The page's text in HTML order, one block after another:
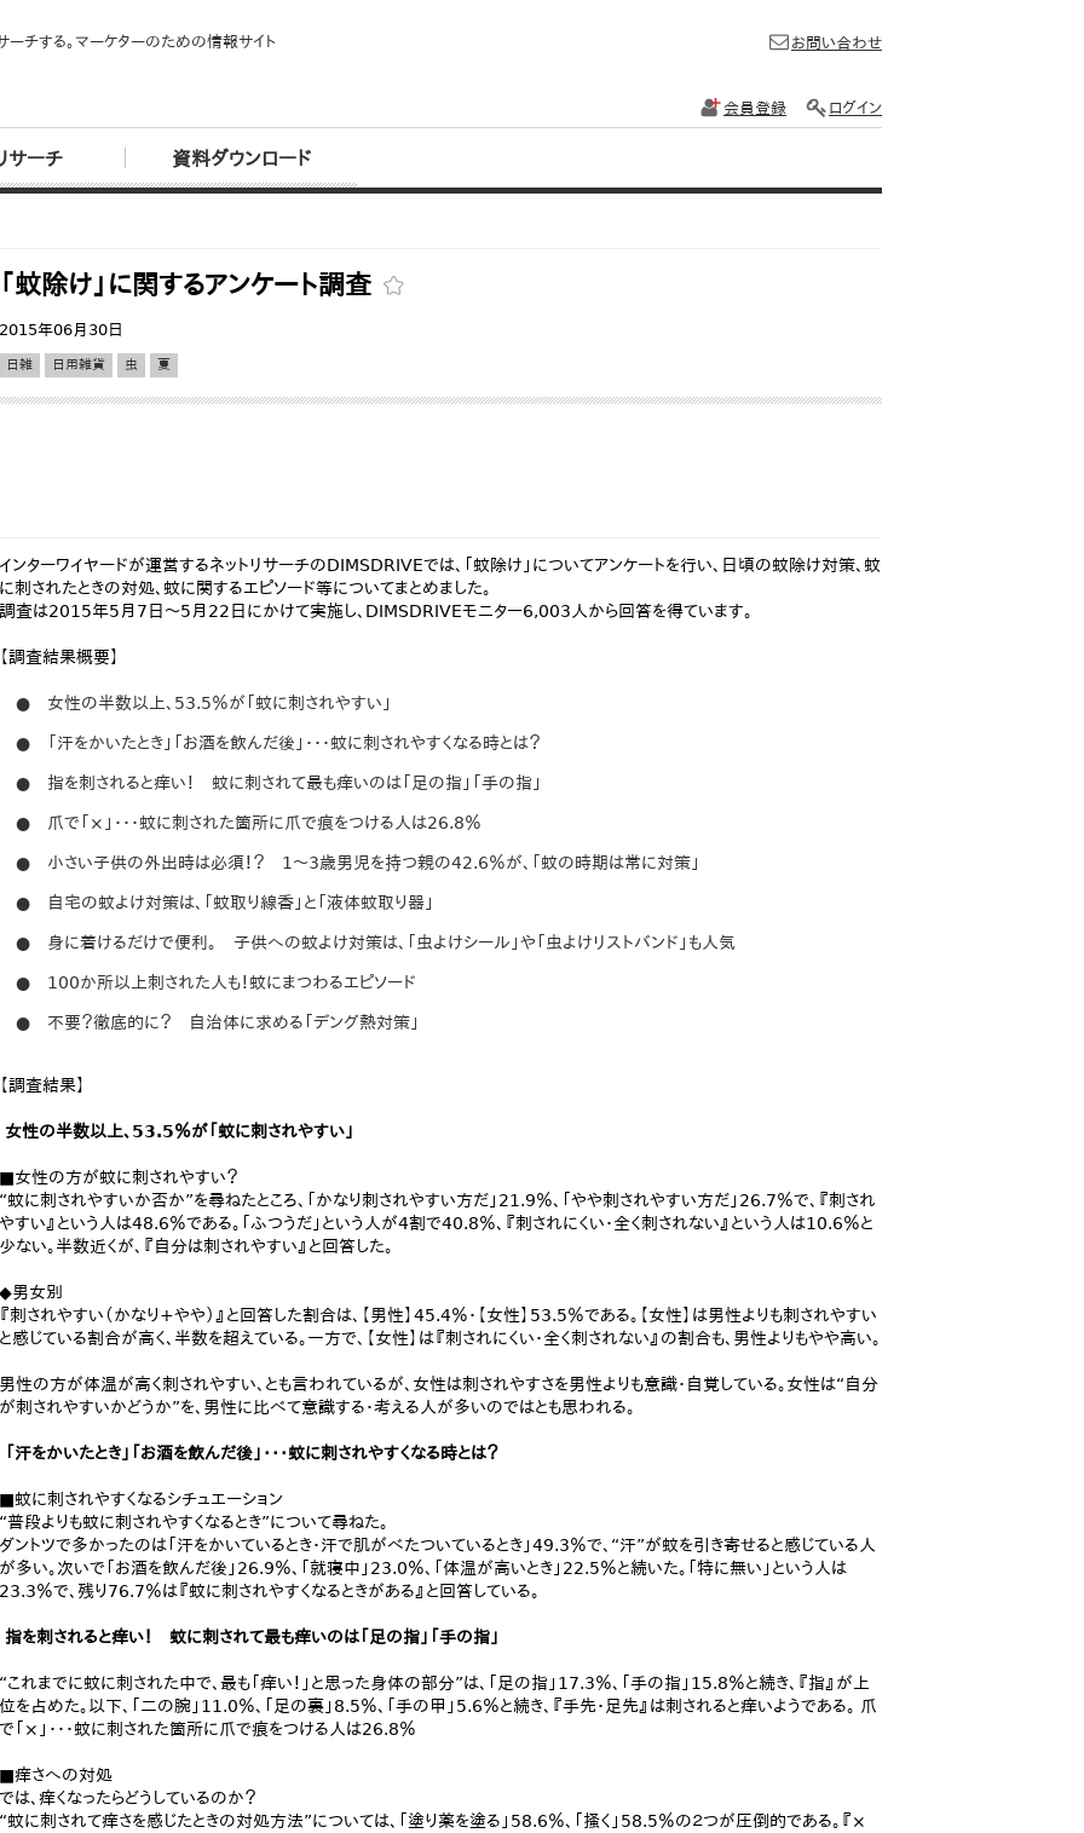
ーチする。マーケターのための情報サイト
サーチ 資料ダウンロード
お問い合わせ
会員登録 ログイン
「蚊除け」に関するアンケート調査
2015年06月30日
日雑 日用雑貨 虫 夏
インターワイヤードが運営するネットリサーチのDIMSDRIVEでは、「蚊除け」についてアンケートを行い、日頃の蚊除け対策、蚊
に刺されたときの対処、蚊に関するエピソード等についてまとめました。
調査は2015年5月7日～5月22日にかけて実施し、DIMSDRIVEモニター6,003人から回答を得ています。
【調査結果概要】
● 女性の半数以上、53.5％が「蚊に刺されやすい」
● 「汗をかいたとき」「お酒を飲んだ後」・・・蚊に刺されやすくなる時とは？
● 指を刺されると痒い！ 蚊に刺されて最も痒いのは「足の指」「手の指」
● 爪で「×」・・・蚊に刺された箇所に爪で痕をつける人は26.8％
● 小さい子供の外出時は必須！？ 1～3歳男児を持つ親の42.6％が、「蚊の時期は常に対策」
● 自宅の蚊よけ対策は、「蚊取り線香」と「液体蚊取り器」
● 身に着けるだけで便利。 子供への蚊よけ対策は、「虫よけシール」や「虫よけリストバンド」も人気
● 100か所以上刺された人も！蚊にまつわるエピソード
● 不要？徹底的に？ 自治体に求める「デング熱対策」
【調査結果】
女性の半数以上、53.5％が「蚊に刺されやすい」
■女性の方が蚊に刺されやすい？
“蚊に刺されやすいか否か”を尋ねたところ、「かなり刺されやすい方だ」21.9％、「やや刺されやすい方だ」26.7％で、『刺され
やすい』という人は48.6％である。「ふつうだ」という人が4割で40.8％、『刺されにくい・全く刺されない』という人は10.6％と
少ない。半数近くが、『自分は刺されやすい』と回答した。
◆男女別
『刺されやすい（かなり+やや）』と回答した割合は、【男性】45.4％・【女性】53.5％である。【女性】は男性よりも刺されやすい
と感じている割合が高く、半数を超えている。一方で、【女性】は『刺されにくい・全く刺されない』の割合も、男性よりもやや高い。
男性の方が体温が高く刺されやすい、とも言われているが、女性は刺されやすさを男性よりも意識・自覚している。女性は“自分
が刺されやすいかどうか”を、男性に比べて意識する・考える人が多いのではとも思われる。
「汗をかいたとき」「お酒を飲んだ後」・・・蚊に刺されやすくなる時とは？
■蚊に刺されやすくなるシチュエーション
“普段よりも蚊に刺されやすくなるとき”について尋ねた。
ダントツで多かったのは「汗をかいているとき・汗で肌がべたついているとき」49.3％で、“汗”が蚊を引き寄せると感じている人
が多い。次いで「お酒を飲んだ後」26.9％、「就寝中」23.0％、「体温が高いとき」22.5％と続いた。「特に無い」という人は
23.3％で、残り76.7％は『蚊に刺されやすくなるときがある』と回答している。
指を刺されると痒い！ 蚊に刺されて最も痒いのは「足の指」「手の指」
“これまでに蚊に刺された中で、最も「痒い！」と思った身体の部分”は、「足の指」17.3％、「手の指」15.8％と続き、『指』が上
位を占めた。以下、「二の腕」11.0％、「足の裏」8.5％、「手の甲」5.6％と続き、『手先・足先』は刺されると痒いようである。 爪
で「×」・・・蚊に刺された箇所に爪で痕をつける人は26.8％
■痒さへの対処
では、痒くなったらどうしているのか？
“蚊に刺されて痒さを感じたときの対処方法”については、「塗り薬を塗る」58.6％、「掻く」58.5％の２つが圧倒的である。『×